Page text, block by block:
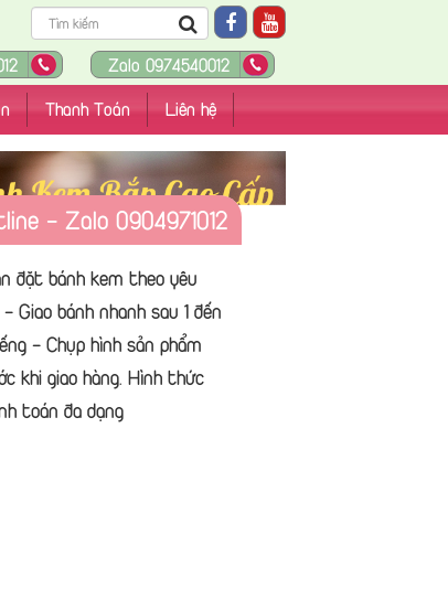
Zalo 0974540012
Thanh Toán Liên hệ
- Zalo 0904971012
đặt bánh kem theo yêu
Giao bánh nhanh sau 1 đến
- Chụp hình sản phẩm
khi giao hàng. Hình thức
toán đa dạng
Tận Nhà Tại 63 Tỉnh
Thành Phố
hệ đặt bánh nhanh qua Zalo
- Cung Cấp Bánh
- Hoa Tươi - Quà Tặng
Nhật - Mẫu bánh đa dạng